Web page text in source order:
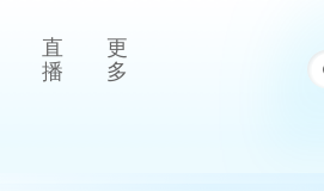
直
播
更
多